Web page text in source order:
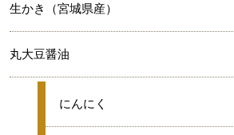
生かき（宮城県産）
丸大豆醤油
★
にんにく